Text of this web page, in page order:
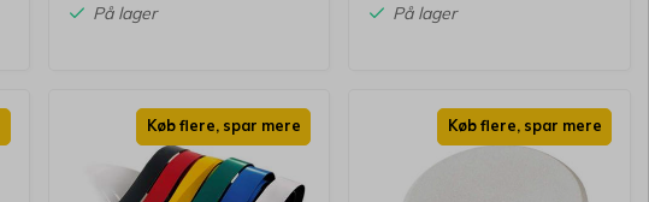
På lager På lager
Køb flere, spar mere Køb flere, spar mere